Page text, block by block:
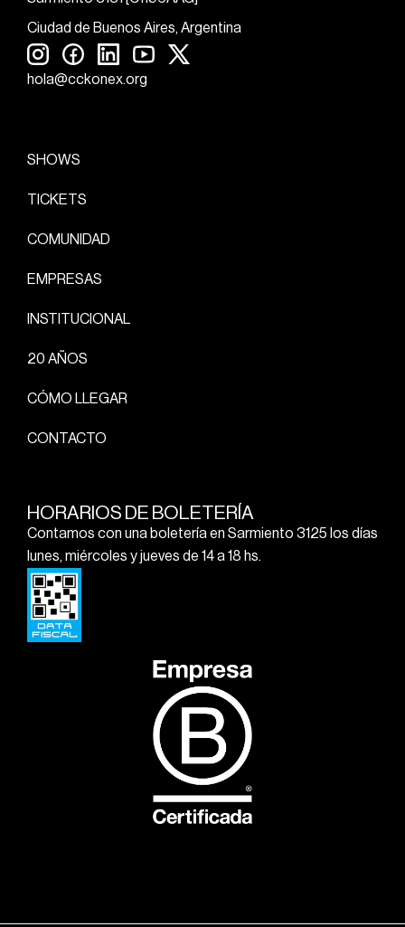
Ciudad de Buenos Aires, Argentina
hola@cckonex.org
SHOWS
TICKETS
COMUNIDAD
EMPRESAS
INSTITUCIONAL
20 AÑOS
CÓMO LLEGAR
CONTACTO
HORARIOS DE BOLETERÍA
Contamos con una boletería en Sarmiento 3125 los días
lunes, miércoles y jueves de 14 a 18 hs.